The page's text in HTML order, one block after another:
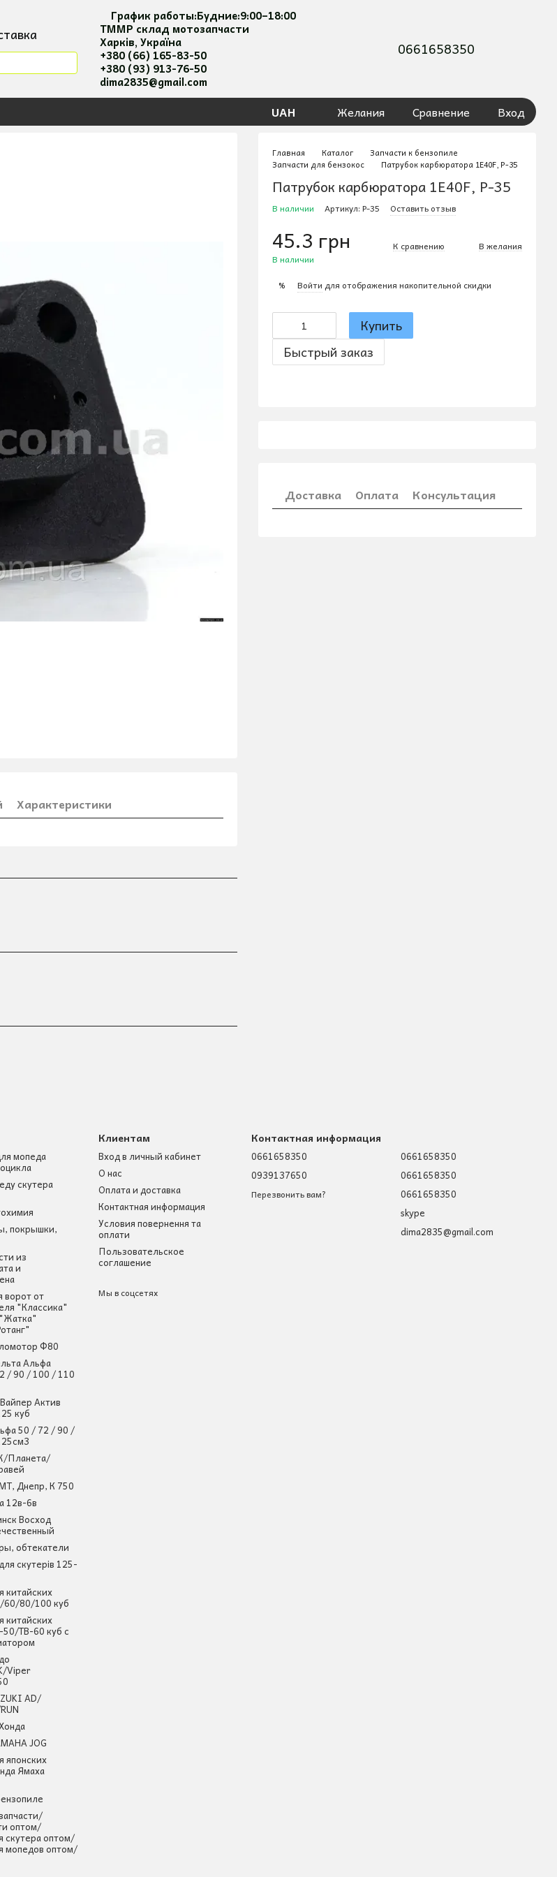
та оплати
соглашение
График работы:Будние:9:00–18:00
ТММР склад мотозапчасти
Харків, Україна
+380 (66) 165-83-50
+380 (93) 913-76-50
dima2835@gmail.com
0661658350
UAH Желания Сравнение Вход
Главная Каталог
Запчасти к бензопиле
Запчасти для бензокос
Патрубок карбюратора 1E40F, P-35
Патрубок карбюратора 1E40F, P-35
В наличии Артикул: P-35 Оставить отзыв
45.3 грн
В наличии
К сравнению В желания
% Войти для отображения накопительной скидки
Купить
Быстрый заказ
Доставка Оплата Консультация
Характеристики
мопеда
скутера
покрышки,
из
и
ворот от
"Классика"
Ф80
Альфа
/ 90 / 100 / 110
Актив
куб
50 / 72 / 90 /
Планета/
Днепр, К 750
12в-6в
Восход
обтекатели
скутерів 125-
китайских
60/80/100 куб
китайских
50/ТВ-60 куб с
Viper
AD/
JOG
японских
Ямаха
оптом/
скутера оптом/
мопедов оптом/
Клиентам
Вход в личный кабинет
О нас
Оплата и доставка
Контактная информация
Условия повернення та
оплати
Пользовательское
соглашение
Мы в соцсетях
Контактная информация
0661658350
0939137650
Перезвонить вам?
0661658350
0661658350
0661658350
skype
dima2835@gmail.com